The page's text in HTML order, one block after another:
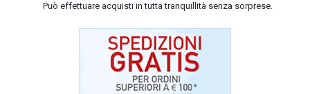
Può effettuare acquisti in tutta tranquillità senza sorprese.